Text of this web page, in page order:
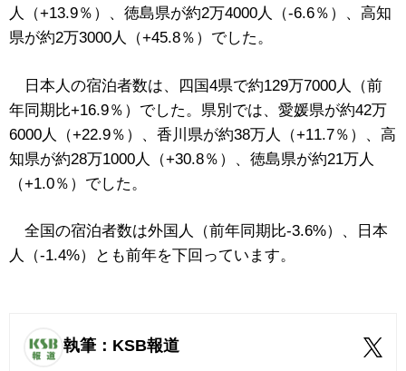
人（+13.9％）、徳島県が約2万4000人（-6.6％）、高知
県が約2万3000人（+45.8％）でした。
日本人の宿泊者数は、四国4県で約129万7000人（前
年同期比+16.9％）でした。県別では、愛媛県が約42万
6000人（+22.9％）、香川県が約38万人（+11.7％）、高
知県が約28万1000人（+30.8％）、徳島県が約21万人
（+1.0％）でした。
全国の宿泊者数は外国人（前年同期比-3.6%）、日本
人（-1.4%）とも前年を下回っています。
執筆：KSB報道